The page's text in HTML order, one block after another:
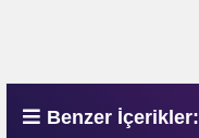
Benzer İçerikler: